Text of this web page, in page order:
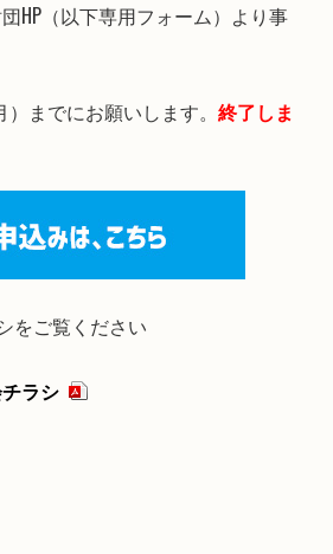
HP（以下専用フォーム）より事
までにお願いします。 終了しま
をご覧ください
ラシ